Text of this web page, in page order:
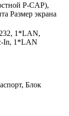
P-CAP),
Размер экрана
1*LAN,
In, 1*LAN
Блок